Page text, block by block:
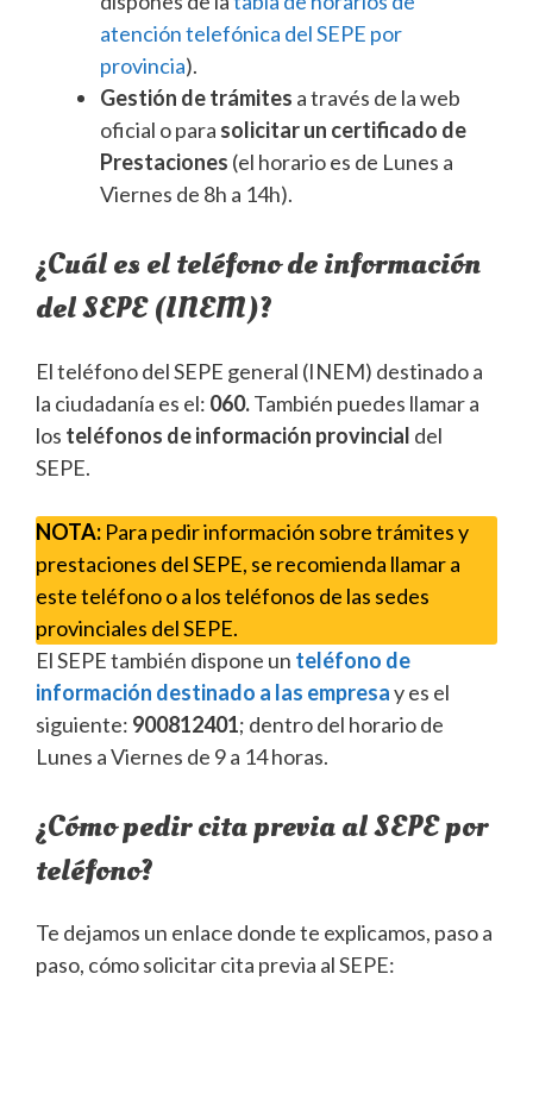
atención telefónica del SEPE por
provincia).
Gestión de trámites a través de la web
oficial o para solicitar un certificado de
Prestaciones (el horario es de Lunes a
Viernes de 8h a 14h).
¿Cuál es el teléfono de información
del SEPE (INEM)?
El teléfono del SEPE general (INEM) destinado a
la ciudadanía es el: 060.También puedes llamar a
los teléfonos de información provincial del
SEPE.
NOTA: Para pedir información sobre trámites y
prestaciones del SEPE, se recomienda llamar a
este teléfono o a los teléfonos de las sedes
provinciales del SEPE.
El SEPE también dispone un teléfono de
información destinado a las empresay es el
siguiente: 900812401; dentro del horario de
Lunes a Viernes de 9 a 14 horas.
¿Cómo pedir cita previa al SEPE por
teléfono?
Te dejamos un enlace donde te explicamos, paso a
paso, cómo solicitar cita previa al SEPE: